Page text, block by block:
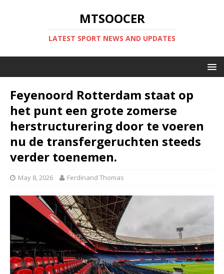
MTSOOCER
LATEST SPORT NEWS AND UPDATES
Feyenoord Rotterdam staat op
het punt een grote zomerse
herstructurering door te voeren
nu de transfergeruchten steeds
verder toenemen.
May 8, 2026 Ferdinand Thomas